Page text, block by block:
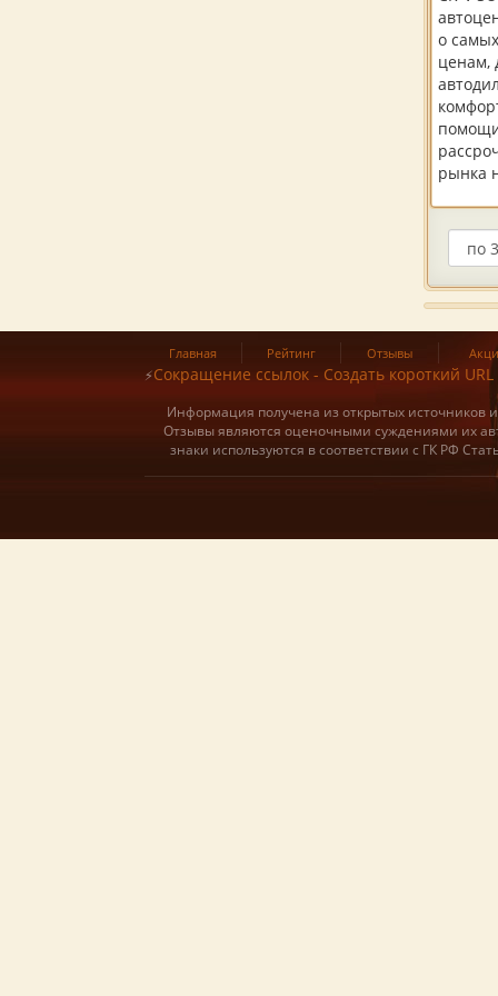
о
ценам,
рынка
Главная Рейтинг Отзывы
⚡Сокращение ссылок - Создать короткий URL
Информация получена из открытых источников
Отзывы являются оценочными суждениями их
знаки используются в соответствии с ГК РФ